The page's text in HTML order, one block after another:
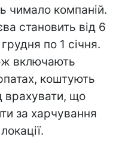
чимало компаній.
становить від 6
по 1 січня.
включають
коштують
врахувати, що
за харчування